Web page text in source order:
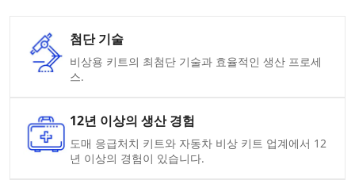
첨단 기술
비상용 키트의 최첨단 기술과 효율적인 생산 프로세
스.
12년 이상의 생산 경험
도매 응급처치 키트와 자동차 비상 키트 업계에서 12
년 이상의 경험이 있습니다.